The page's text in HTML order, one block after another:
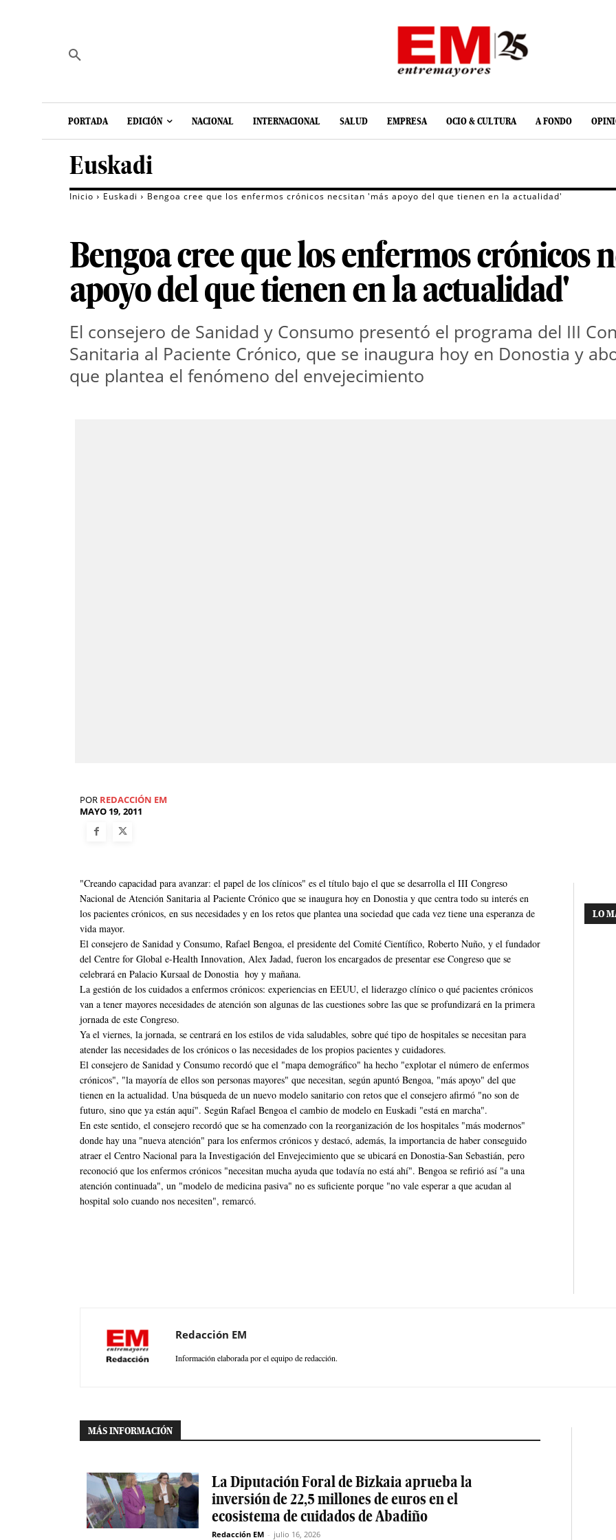
PORTADA EDICIÓN NACIONAL INTERNACIONAL SALUD EMPRESA OCIO & CULTURA A FONDO
Euskadi
Inicio Euskadi Bengoa cree que los enfermos crónicos necsitan 'más apoyo del que tienen en la actualidad'
Bengoa cree que los enfermos crónicos
apoyo del que tienen en la actualidad'
El consejero de Sanidad y Consumo presentó el programa del III
Sanitaria al Paciente Crónico, que se inaugura hoy en Donostia y
que plantea el fenómeno del envejecimiento
POR REDACCIÓN EM
MAYO 19, 2011
"Creando capacidad para avanzar: el papel de los clínicos" es el título bajo el que se desarrolla el III Congreso
Nacional de Atención Sanitaria al Paciente Crónico que se inaugura hoy en Donostia y que centra todo su interés en
los pacientes crónicos, en sus necesidades y en los retos que plantea una sociedad que cada vez tiene una esperanza de
vida mayor.
El consejero de Sanidad y Consumo, Rafael Bengoa, el presidente del Comité Científico, Roberto Nuño, y el fundador
del Centre for Global e-Health Innovation, Alex Jadad, fueron los encargados de presentar ese Congreso que se
celebrará en Palacio Kursaal de Donostia hoy y mañana.
La gestión de los cuidados a enfermos crónicos: experiencias en EEUU, el liderazgo clínico o qué pacientes crónicos
van a tener mayores necesidades de atención son algunas de las cuestiones sobre las que se profundizará en la primera
jornada de este Congreso.
Ya el viernes, la jornada, se centrará en los estilos de vida saludables, sobre qué tipo de hospitales se necesitan para
atender las necesidades de los crónicos o las necesidades de los propios pacientes y cuidadores.
El consejero de Sanidad y Consumo recordó que el "mapa demográfico" ha hecho "explotar el número de enfermos
crónicos", "la mayoría de ellos son personas mayores" que necesitan, según apuntó Bengoa, "más apoyo" del que
tienen en la actualidad. Una búsqueda de un nuevo modelo sanitario con retos que el consejero afirmó "no son de
futuro, sino que ya están aquí". Según Rafael Bengoa el cambio de modelo en Euskadi "está en marcha".
En este sentido, el consejero recordó que se ha comenzado con la reorganización de los hospitales "más modernos"
donde hay una "nueva atención" para los enfermos crónicos y destacó, además, la importancia de haber conseguido
atraer el Centro Nacional para la Investigación del Envejecimiento que se ubicará en Donostia-San Sebastián, pero
reconoció que los enfermos crónicos "necesitan mucha ayuda que todavía no está ahí". Bengoa se refirió así "a una
atención continuada", un "modelo de medicina pasiva" no es suficiente porque "no vale esperar a que acudan al
hospital solo cuando nos necesiten", remarcó.
LO
Redacción EM
Información elaborada por el equipo de redacción.
MÁS INFORMACIÓN
La Diputación Foral de Bizkaia aprueba la
inversión de 22,5 millones de euros en el
ecosistema de cuidados de Abadiño
Redacción EM - julio 16, 2026